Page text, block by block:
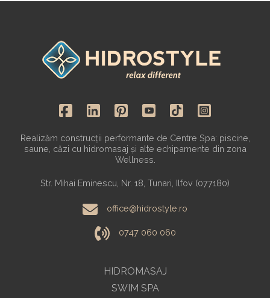
HIDROMASAJ
SWIM SPA
Realizăm construcții performante de Centre Spa: piscine,
saune, căzi cu hidromasaj și alte echipamente din zona
Wellness.
Str. Mihai Eminescu, Nr. 18, Tunari, Ilfov (077180)
office@hidrostyle.ro
0747 060 060